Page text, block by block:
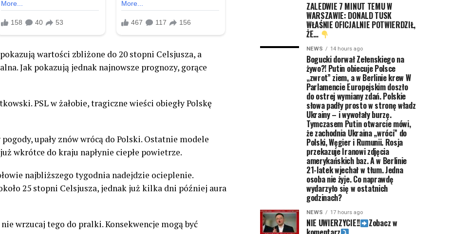
wartości zbliżone do 20 stopni Celsjusza, a
Jak pokazują jednak najnowsze prognozy, gorące
PSL w żałobie, tragiczne wieści obiegły Polskę
upały znów wrócą do Polski. Ostatnie modele
wkrótce do kraju napłynie ciepłe powietrze.
najbliższego tygodnia nadejdzie ocieplenie.
25 stopni Celsjusza, jednak już kilka dni później aura
wrzucaj tego do pralki. Konsekwencje mogą być
ZALEDWIE 7 MINUT TEMU W
WARSZAWIE: DONALD TUSK
WŁAŚNIE OFICJALNIE POTWIERDZIŁ,
ŻE…
NEWS 14 hours ago
Bogucki dorwał Zełenskiego na
żywo?! Putin obiecuje Polsce
„zwrot” ziem, a w Berlinie krew W
Parlamencie Europejskim doszło
do ostrej wymiany zdań. Polskie
słowa padły prosto w stronę władz
Ukrainy – i wywołały burzę.
Tymczasem Putin otwarcie mówi,
że zachodnia Ukraina „wróci” do
Polski, Węgier i Rumunii. Rosja
przekazuje Iranowi zdjęcia
amerykańskich baz. A w Berlinie
21-latek wjechał w tłum. Jedna
osoba nie żyje. Co naprawdę
wydarzyło się w ostatnich
godzinach?
NEWS 17 hours ago
NIE UWIERZYCIE!! Zobacz w